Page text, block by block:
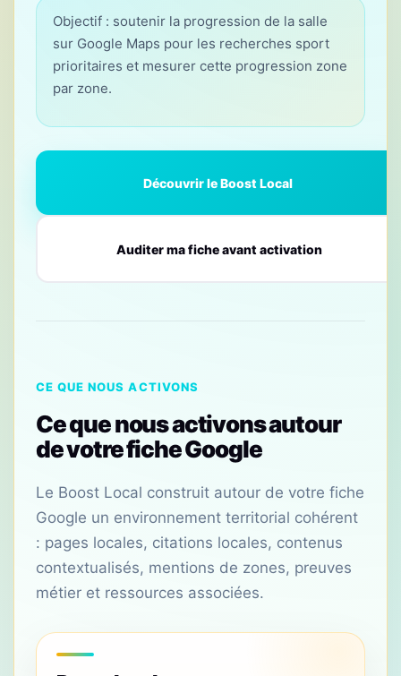
Objectif : soutenir la progression de la salle
sur Google Maps pour les recherches sport
prioritaires et mesurer cette progression zone
par zone.
Découvrir le Boost Local
Auditer ma fiche avant activation
CE QUE NOUS ACTIVONS
Ce que nous activons autour
de votre fiche Google
Le Boost Local construit autour de votre fiche
Google un environnement territorial cohérent
: pages locales, citations locales, contenus
contextualisés, mentions de zones, preuves
métier et ressources associées.